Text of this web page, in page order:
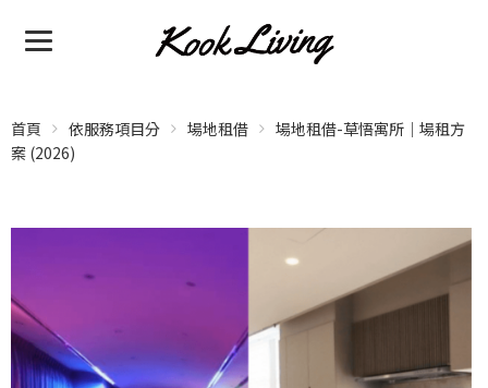
首頁 依服務項目分 場地租借
場地租借-草悟寓所｜場租方
案 (2026)